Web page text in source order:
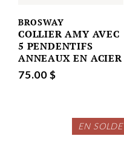
BROSWAY
COLLIER AMY AVEC
5 PENDENTIFS
ANNEAUX EN ACIER
75.00 $
EN SOLDE